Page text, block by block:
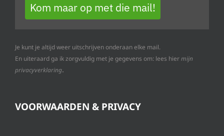
Kom maar op met die mail!
Je kunt je altijd weer uitschrijven onderaan elke mail.
En uiteraard ga ik zorgvuldig met je gegevens om: lees hiermijn
privacyverklaring.
VOORWAARDEN & PRIVACY